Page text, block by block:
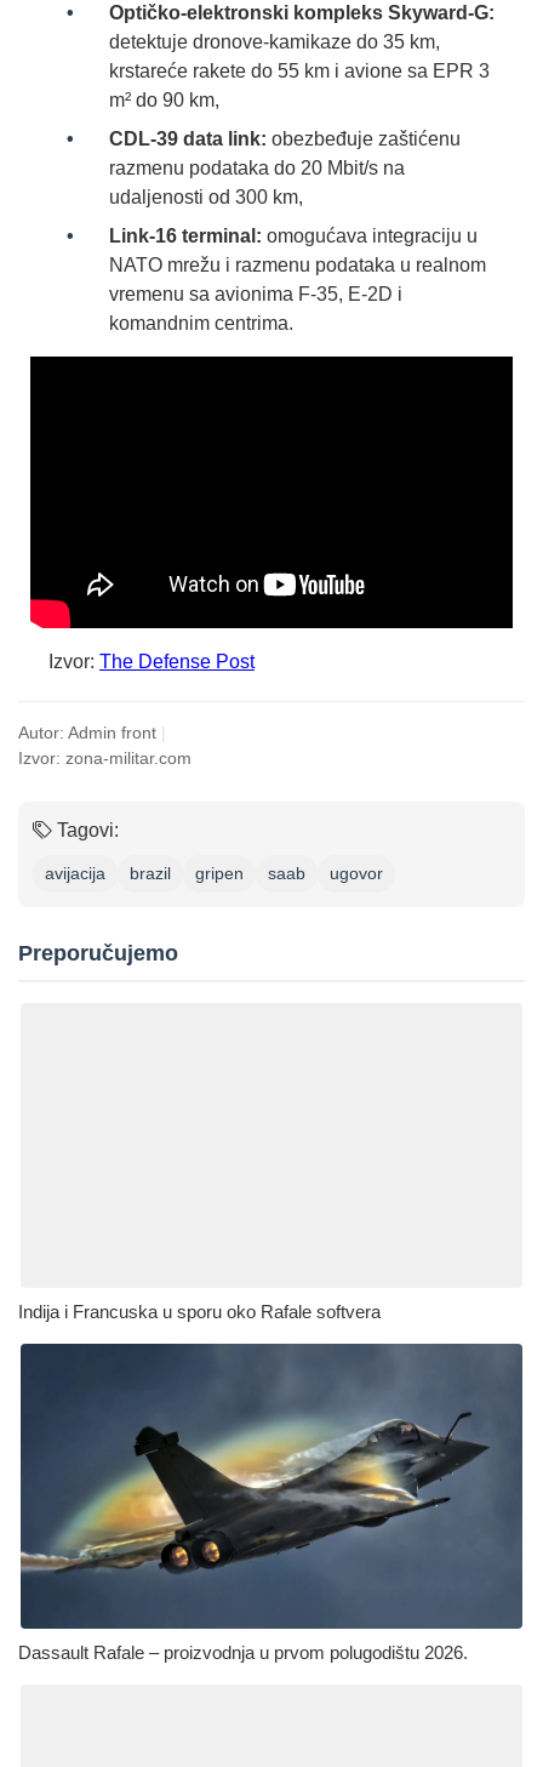
Optičko-elektronski kompleks Skyward-G:
detektuje dronove-kamikaze do 35 km,
krstareće rakete do 55 km i avione sa EPR 3
m² do 90 km,
CDL-39 data link: obezbeđuje zaštićenu
razmenu podataka do 20 Mbit/s na
udaljenosti od 300 km,
Link-16 terminal: omogućava integraciju u
NATO mrežu i razmenu podataka u realnom
vremenu sa avionima F-35, E-2D i
komandnim centrima.
Izvor: The Defense Post
Autor: Admin front |
Izvor: zona-militar.com
Tagovi:
avijacija brazil gripen saab ugovor
Preporučujemo
Indija i Francuska u sporu oko Rafale softvera
Dassault Rafale – proizvodnja u prvom polugodištu 2026.